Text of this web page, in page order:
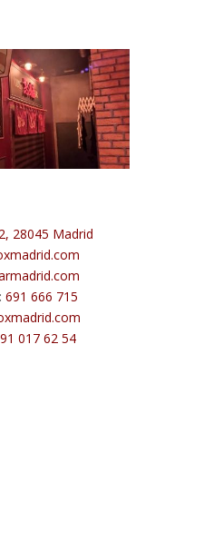
28045 Madrid
691 666 715
91 017 62 54